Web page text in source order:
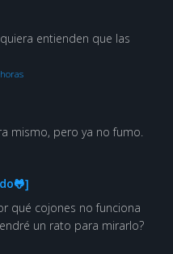
entienden que las
mismo, pero ya no fumo.
qué cojones no funciona
un rato para mirarlo?